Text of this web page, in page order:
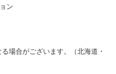
ン
場合がございます。（北海道・